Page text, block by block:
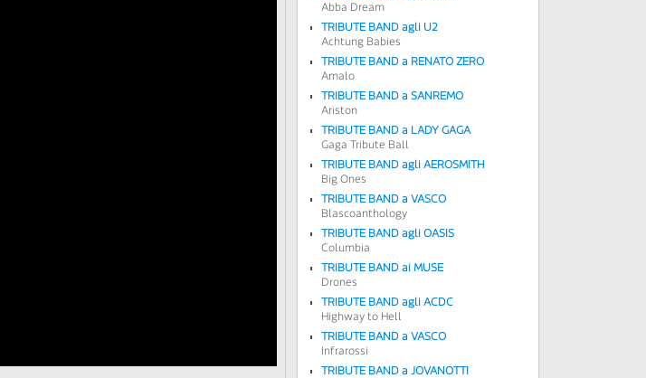
Abba Dream
TRIBUTE BAND agli U2
Achtung Babies
TRIBUTE BAND a RENATO ZERO
Amalo
TRIBUTE BAND a SANREMO
Ariston
TRIBUTE BAND a LADY GAGA
Gaga Tribute Ball
TRIBUTE BAND agli AEROSMITH
Big Ones
TRIBUTE BAND a VASCO
Blascoanthology
TRIBUTE BAND agli OASIS
Columbia
TRIBUTE BAND ai MUSE
Drones
TRIBUTE BAND agli ACDC
Highway to Hell
TRIBUTE BAND a VASCO
Infrarossi
TRIBUTE BAND a JOVANOTTI